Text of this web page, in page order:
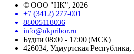
© ООО "НК", 2026
+7 (3412) 277-001
88005118036
info@nkpribor.ru
Будни 08:00 - 17:00 (МСК)
426034, Удмуртская Республика,